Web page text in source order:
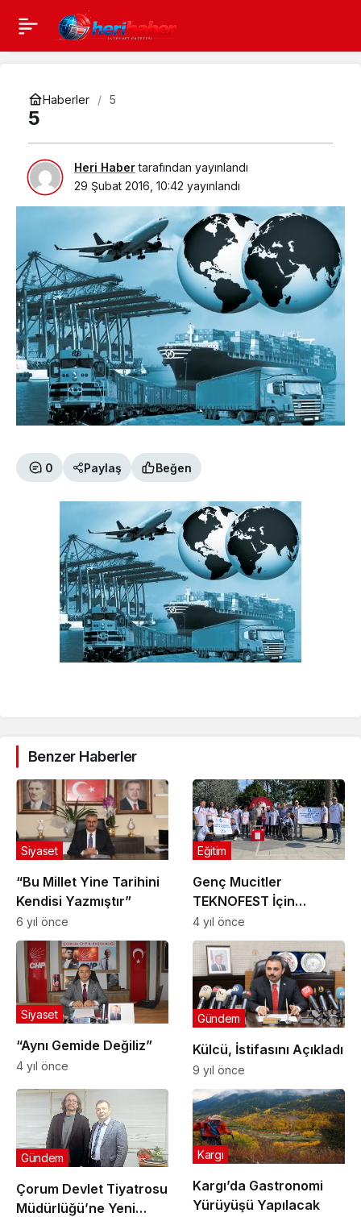
Haberler 5
5
Heri Habertarafından yayınlandı
29 Şubat 2016, 10:42 yayınlandı
0 Paylaş Beğen
Benzer Haberler
“Bu Millet Yine Tarihini
Kendisi Yazmıştır”
Siyaset
6 yıl önce
Genç Mucitler
TEKNOFEST İçin
Trabzon’a Uğurlandı
Eğitim
4 yıl önce
“Aynı Gemide Değiliz”
Siyaset
4 yıl önce
Külcü, İstifasını Açıkladı
Gündem
9 yıl önce
Çorum Devlet Tiyatrosu
Müdürlüğü’ne Yeni
Gündem
Kargı’da Gastronomi
Yürüyüşü Yapılacak
Kargı